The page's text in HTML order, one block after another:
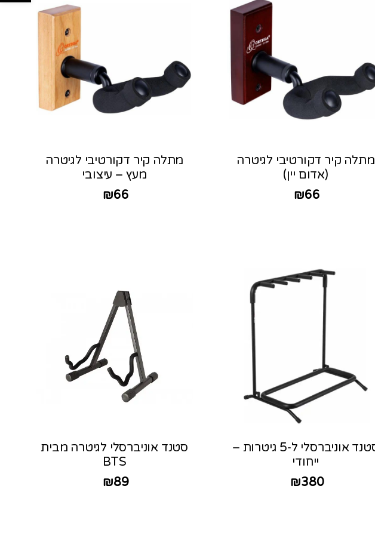
מתלה קיר דקורטיבי לגיטרה
(אדום יין)
₪66
מתלה קיר דקורטיבי לגיטרה
מעץ – עיצובי
₪66
סטנד אוניברסלי ל-5 גיטרות –
ייחודי
₪380
סטנד אוניברסלי לגיטרה מבית
BTS
₪89